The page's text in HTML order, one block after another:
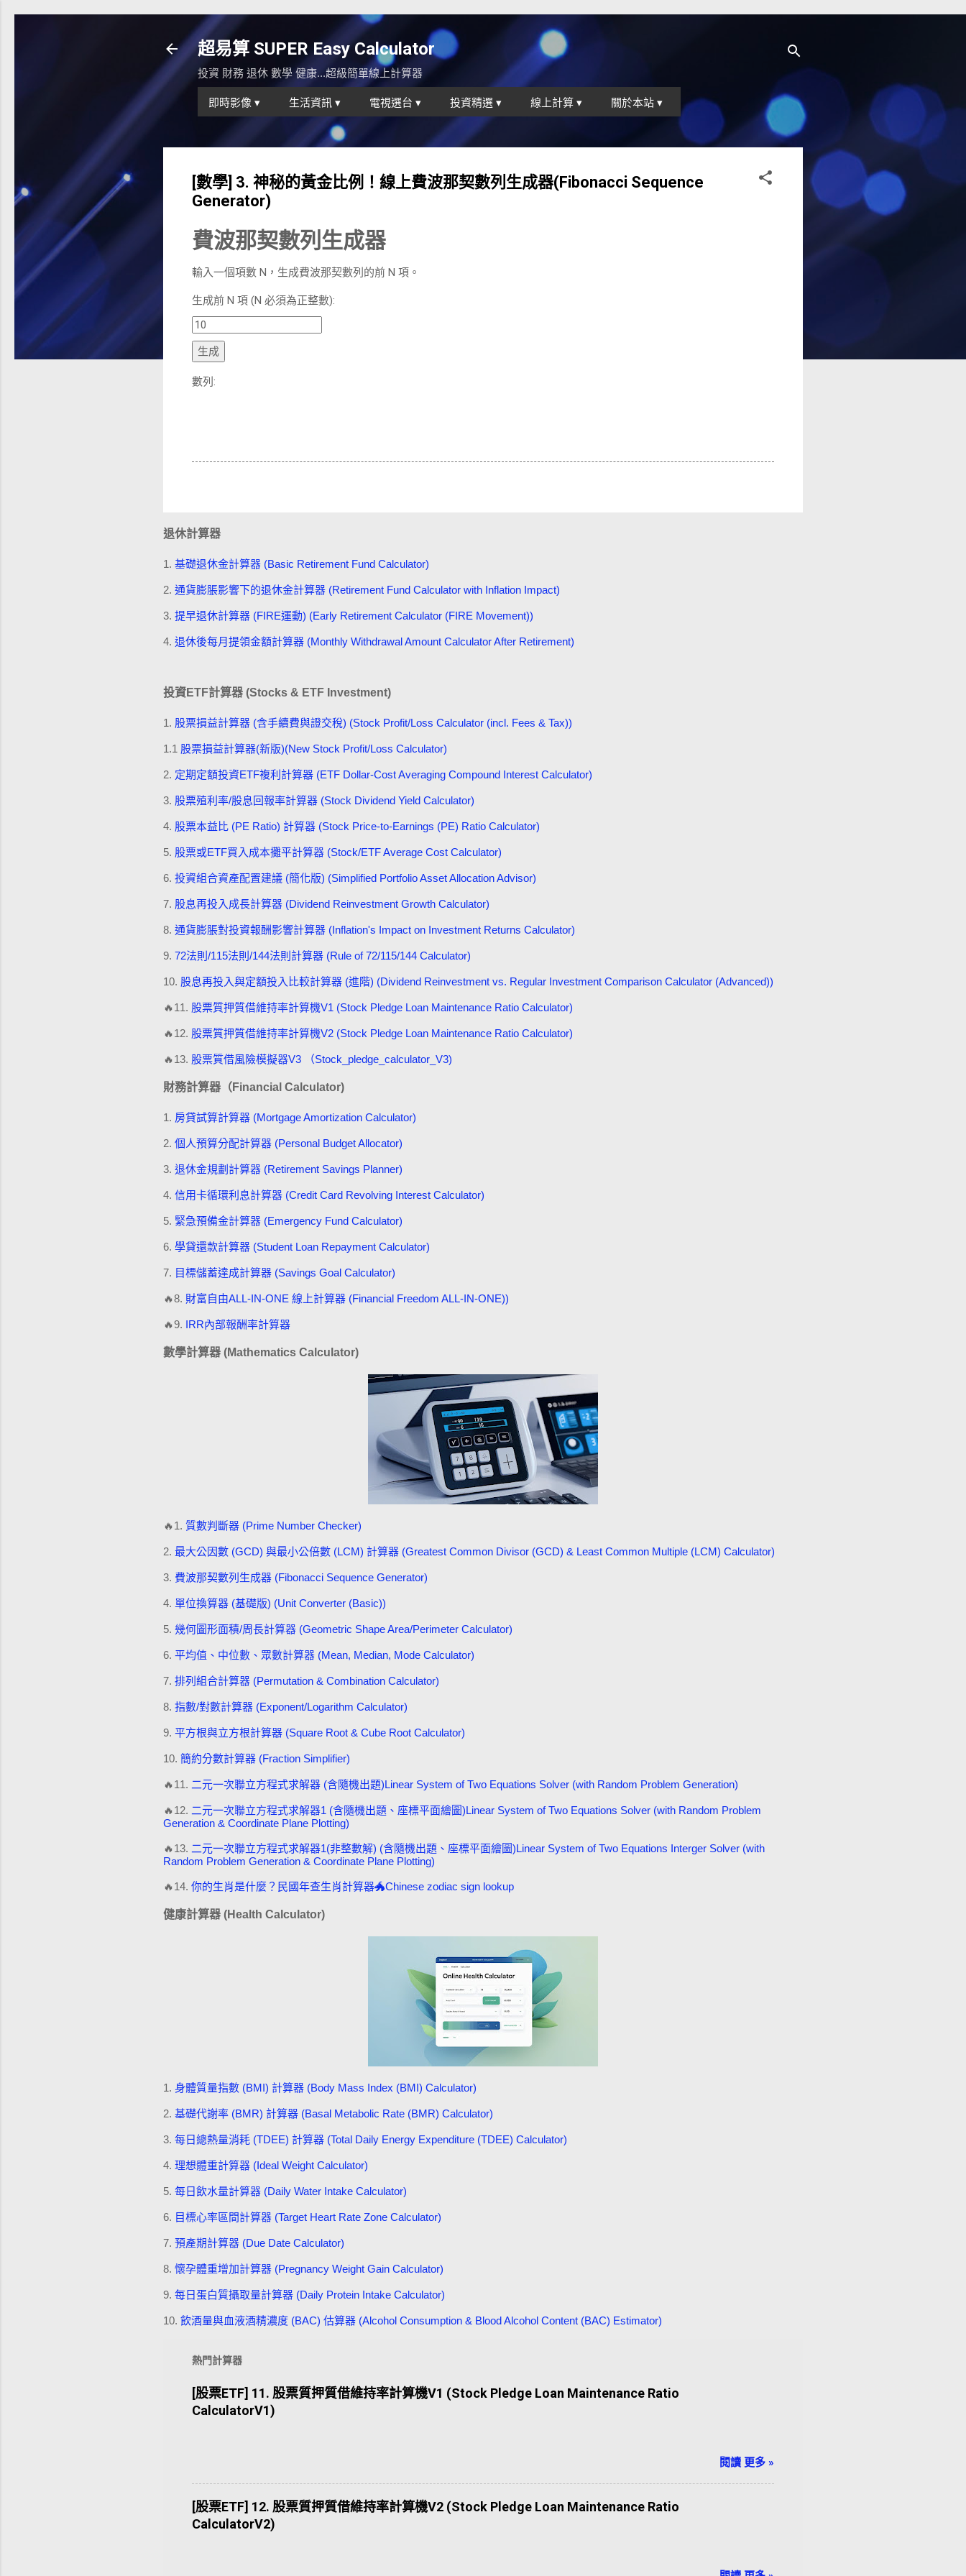
跳到主要內容
超易算 SUPER Easy Calculator
投資 財務 退休 數學 健康...超級簡單線上計算器
即時影像 ▾ 生活資訊 ▾ 電視選台 ▾ 投資精選 ▾ 線上計算 ▾ 關於本站 ▾
[數學] 3. 神秘的黃金比例！線上費波那契數列生成器(Fibonacci Sequence
Generator)
費波那契數列生成器
輸入一個項數 N，生成費波那契數列的前 N 項。
生成前 N 項 (N 必須為正整數):
生成
數列:
退休計算器
1. 基礎退休金計算器 (Basic Retirement Fund Calculator)
2. 通貨膨脹影響下的退休金計算器 (Retirement Fund Calculator with Inflation Impact)
3. 提早退休計算器 (FIRE運動) (Early Retirement Calculator (FIRE Movement))
4. 退休後每月提領金額計算器 (Monthly Withdrawal Amount Calculator After Retirement)
投資ETF計算器 (Stocks & ETF Investment)
1. 股票損益計算器 (含手續費與證交稅) (Stock Profit/Loss Calculator (incl. Fees & Tax))
1.1 股票損益計算器(新版)(New Stock Profit/Loss Calculator)
2. 定期定額投資ETF複利計算器 (ETF Dollar-Cost Averaging Compound Interest Calculator)
3. 股票殖利率/股息回報率計算器 (Stock Dividend Yield Calculator)
4. 股票本益比 (PE Ratio) 計算器 (Stock Price-to-Earnings (PE) Ratio Calculator)
5. 股票或ETF買入成本攤平計算器 (Stock/ETF Average Cost Calculator)
6. 投資組合資產配置建議 (簡化版) (Simplified Portfolio Asset Allocation Advisor)
7. 股息再投入成長計算器 (Dividend Reinvestment Growth Calculator)
8. 通貨膨脹對投資報酬影響計算器 (Inflation's Impact on Investment Returns Calculator)
9. 72法則/115法則/144法則計算器 (Rule of 72/115/144 Calculator)
10. 股息再投入與定額投入比較計算器 (進階) (Dividend Reinvestment vs. Regular Investment Comparison Calculator (Advanced))
🔥11. 股票質押質借維持率計算機V1 (Stock Pledge Loan Maintenance Ratio Calculator)
🔥12. 股票質押質借維持率計算機V2 (Stock Pledge Loan Maintenance Ratio Calculator)
🔥13. 股票質借風險模擬器V3 （Stock_pledge_calculator_V3)
財務計算器（Financial Calculator)
1. 房貸試算計算器 (Mortgage Amortization Calculator)
2. 個人預算分配計算器 (Personal Budget Allocator)
3. 退休金規劃計算器 (Retirement Savings Planner)
4. 信用卡循環利息計算器 (Credit Card Revolving Interest Calculator)
5. 緊急預備金計算器 (Emergency Fund Calculator)
6. 學貸還款計算器 (Student Loan Repayment Calculator)
7. 目標儲蓄達成計算器 (Savings Goal Calculator)
🔥8. 財富自由ALL-IN-ONE 線上計算器 (Financial Freedom ALL-IN-ONE))
🔥9. IRR內部報酬率計算器
數學計算器 (Mathematics Calculator)
🔥1. 質數判斷器 (Prime Number Checker)
2. 最大公因數 (GCD) 與最小公倍數 (LCM) 計算器 (Greatest Common Divisor (GCD) & Least Common Multiple (LCM) Calculator)
3. 費波那契數列生成器 (Fibonacci Sequence Generator)
4. 單位換算器 (基礎版) (Unit Converter (Basic))
5. 幾何圖形面積/周長計算器 (Geometric Shape Area/Perimeter Calculator)
6. 平均值、中位數、眾數計算器 (Mean, Median, Mode Calculator)
7. 排列組合計算器 (Permutation & Combination Calculator)
8. 指數/對數計算器 (Exponent/Logarithm Calculator)
9. 平方根與立方根計算器 (Square Root & Cube Root Calculator)
10. 簡約分數計算器 (Fraction Simplifier)
🔥11. 二元一次聯立方程式求解器 (含隨機出題)Linear System of Two Equations Solver (with Random Problem Generation)
🔥12. 二元一次聯立方程式求解器1 (含隨機出題、座標平面繪圖)Linear System of Two Equations Solver (with Random Problem
Generation & Coordinate Plane Plotting)
🔥13. 二元一次聯立方程式求解器1(非整數解) (含隨機出題、座標平面繪圖)Linear System of Two Equations Interger Solver (with
Random Problem Generation & Coordinate Plane Plotting)
🔥14. 你的生肖是什麼？民國年查生肖計算器🐲Chinese zodiac sign lookup
健康計算器 (Health Calculator)
1. 身體質量指數 (BMI) 計算器 (Body Mass Index (BMI) Calculator)
2. 基礎代謝率 (BMR) 計算器 (Basal Metabolic Rate (BMR) Calculator)
3. 每日總熱量消耗 (TDEE) 計算器 (Total Daily Energy Expenditure (TDEE) Calculator)
4. 理想體重計算器 (Ideal Weight Calculator)
5. 每日飲水量計算器 (Daily Water Intake Calculator)
6. 目標心率區間計算器 (Target Heart Rate Zone Calculator)
7. 預產期計算器 (Due Date Calculator)
8. 懷孕體重增加計算器 (Pregnancy Weight Gain Calculator)
9. 每日蛋白質攝取量計算器 (Daily Protein Intake Calculator)
10. 飲酒量與血液酒精濃度 (BAC) 估算器 (Alcohol Consumption & Blood Alcohol Content (BAC) Estimator)
熱門計算器
[股票ETF] 11. 股票質押質借維持率計算機V1 (Stock Pledge Loan Maintenance Ratio
CalculatorV1)
閱讀 更多 »
[股票ETF] 12. 股票質押質借維持率計算機V2 (Stock Pledge Loan Maintenance Ratio
CalculatorV2)